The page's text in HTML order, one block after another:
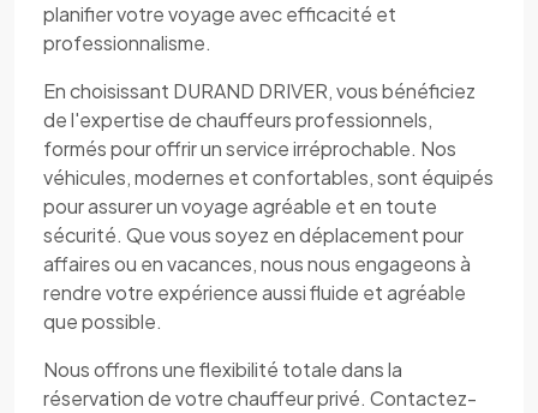
planifier votre voyage avec efficacité et
professionnalisme.
En choisissant DURAND DRIVER, vous bénéficiez
de l'expertise de chauffeurs professionnels,
formés pour offrir un service irréprochable. Nos
véhicules, modernes et confortables, sont équipés
pour assurer un voyage agréable et en toute
sécurité. Que vous soyez en déplacement pour
affaires ou en vacances, nous nous engageons à
rendre votre expérience aussi fluide et agréable
que possible.
Nous offrons une flexibilité totale dans la
réservation de votre chauffeur privé. Contactez-